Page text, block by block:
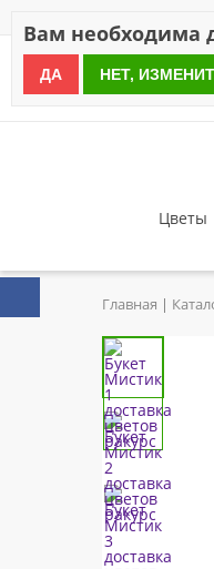
Цветы
Главная
Вам необходима
ДА НЕТ,